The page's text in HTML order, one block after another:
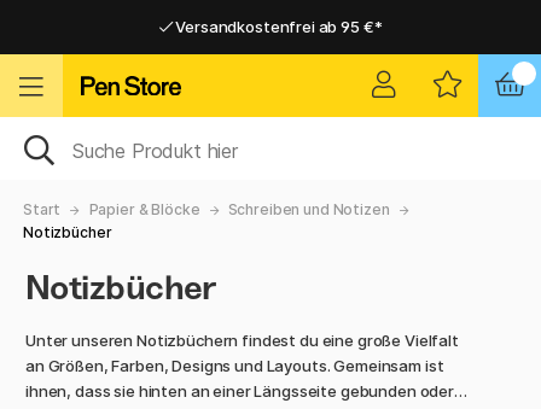
Versandkostenfrei ab 95 €*
Versandkostenfrei ab 95 €*
Start Papier & Blöcke
Schreiben und Notizen
Notizbücher
Notizbücher
Unter unseren Notizbüchern findest du eine große Vielfalt
an Größen, Farben, Designs und Layouts. Gemeinsam ist
ihnen, dass sie hinten an einer Längsseite gebunden oder